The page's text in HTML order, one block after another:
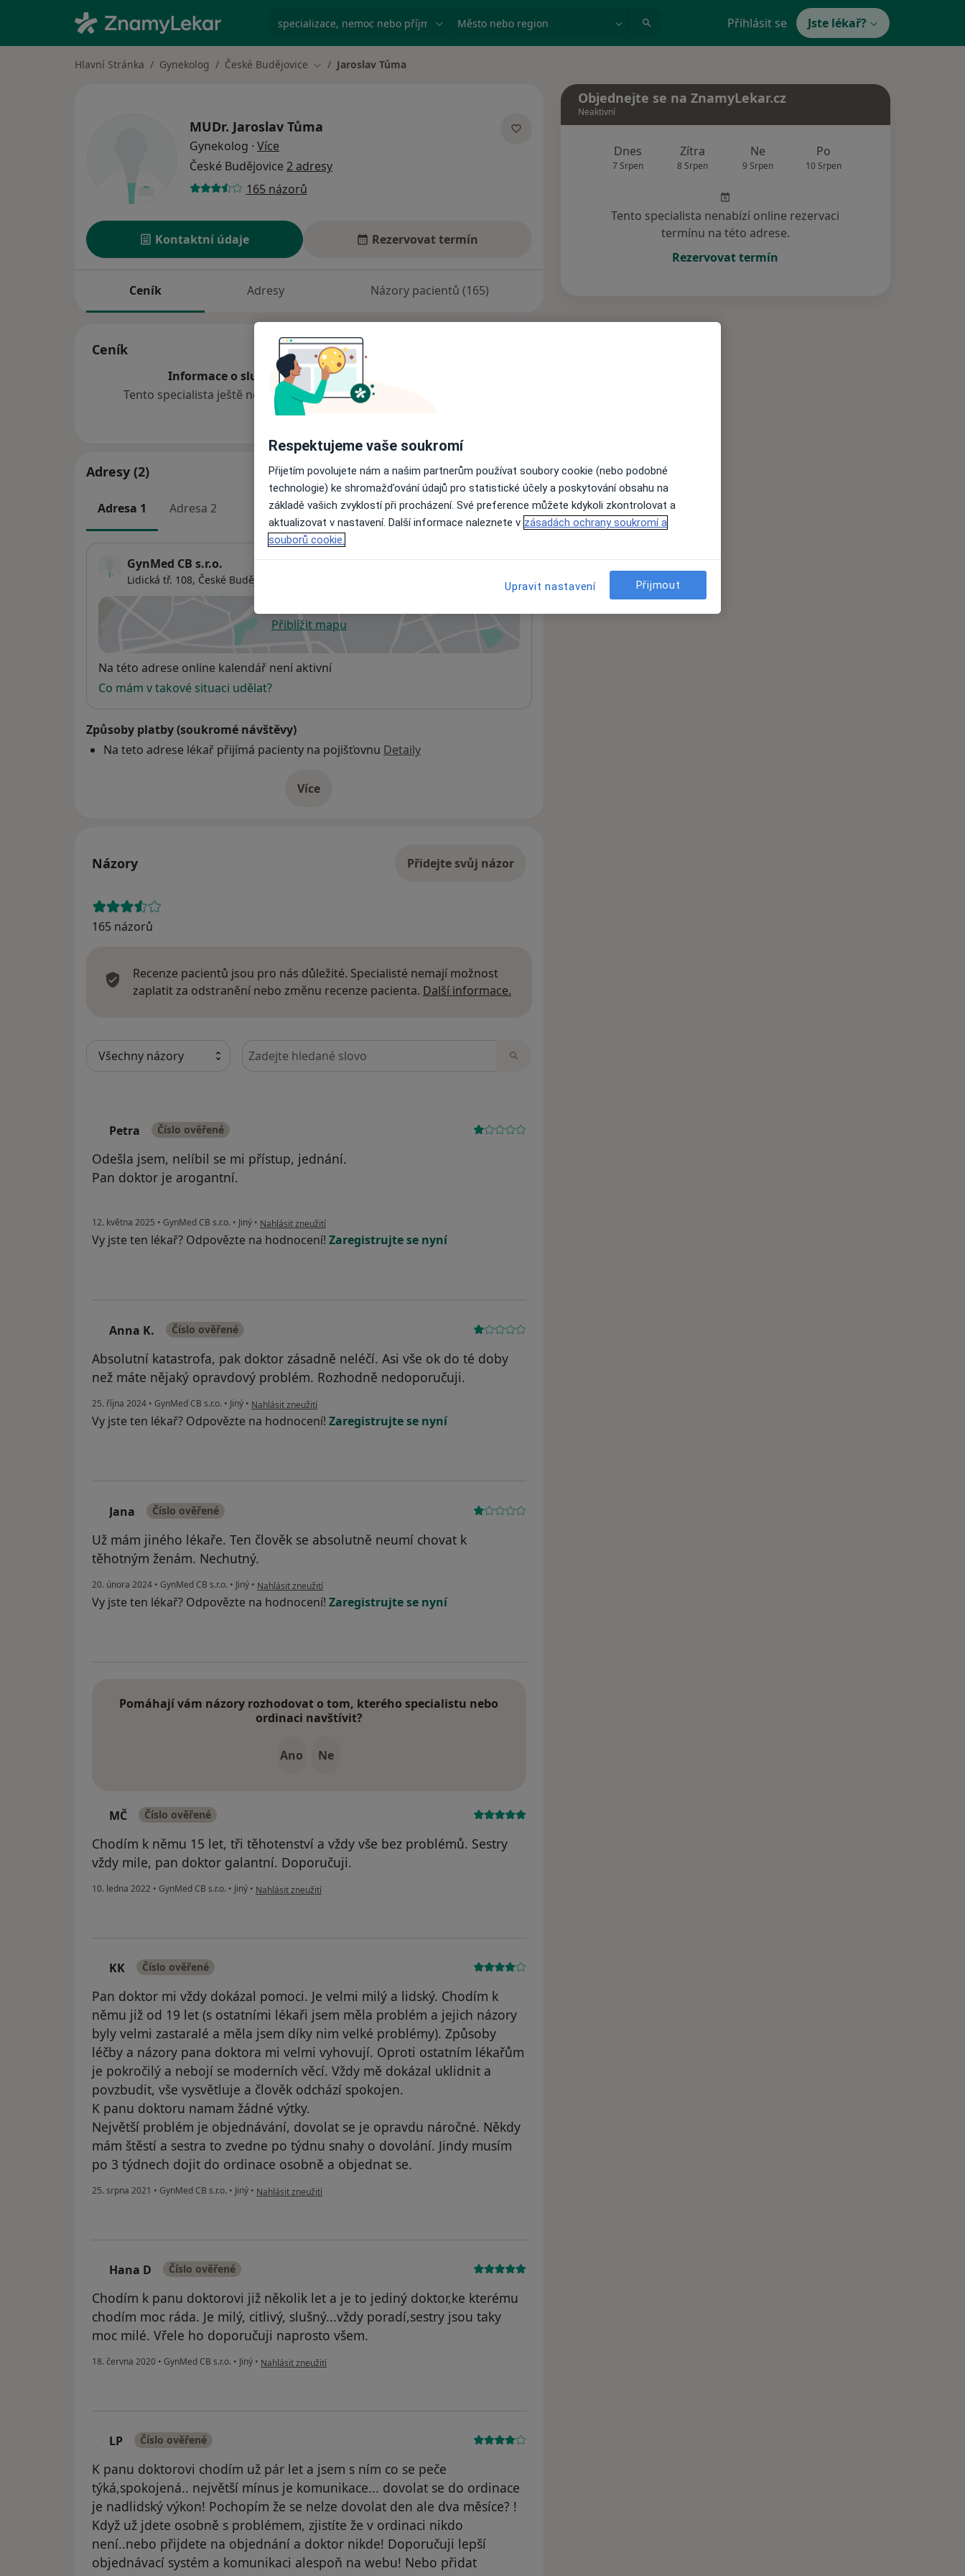
specializace, nemoc nebo příjmení Město nebo region Přihlásit se Jste lékař?
Hlavní Stránka Gynekolog České Budějovice Změna města
Jaroslav Tůma
MUDr. Jaroslav Tůma
Gynekolog · Více
České Budějovice 2 adresy
165 názorů
Kontaktní údaje Rezervovat termín
Ceník Adresy Názory pacientů (165)
Ceník
Informace o službách a cenách nejsou k dispozici
Tento specialista ještě nepřidával žádné informace o svých službách.
Adresy (2)
Adresa 1 Adresa 2
GynMed CB s.r.o.
Lidická tř. 108, České Budějovice
Přiblížit mapuse otevře v nové záložce
Dostupnost
Na této adrese online kalendář není aktivní
Co mám v takové situaci udělat?
Způsoby platby (soukromé návštěvy)
Na teto adrese lékař přijímá pacienty na pojišťovnu Detaily
Víceo adrese
Názory Přidejte svůj názor
165 názorů
Recenze pacientů jsou pro nás důležité. Specialisté nemají možnost
zaplatit za odstranění nebo změnu recenze pacienta. Další informace.
Hledejte v názorech
Petra Číslo ověřené
Odešla jsem, nelíbil se mi přístup, jednání.
Pan doktor je arogantní.
12. května 2025 • GynMed CB s.r.o. • Jiný • podle názoru uživatele Petra
Nahlásit zneužití
Vy jste ten lékař? Odpovězte na hodnocení! Zaregistrujte se nyní
Anna K. Číslo ověřené
Absolutní katastrofa, pak doktor zásadně neléčí. Asi vše ok do té doby
než máte nějaký opravdový problém. Rozhodně nedoporučuji.
25. října 2024 • GynMed CB s.r.o. • Jiný • podle názoru uživatele Anna K.
Nahlásit zneužití
Vy jste ten lékař? Odpovězte na hodnocení! Zaregistrujte se nyní
Jana Číslo ověřené
Už mám jiného lékaře. Ten člověk se absolutně neumí chovat k
těhotným ženám. Nechutný.
20. února 2024 • GynMed CB s.r.o. • Jiný • podle názoru uživatele Jana
Nahlásit zneužití
Vy jste ten lékař? Odpovězte na hodnocení! Zaregistrujte se nyní
Pomáhají vám názory rozhodovat o tom, kterého specialistu nebo
ordinaci navštívit?
Ano Ne
MČ Číslo ověřené
Chodím k němu 15 let, tři těhotenství a vždy vše bez problémů. Sestry
vždy mile, pan doktor galantní. Doporučuji.
10. ledna 2022 • GynMed CB s.r.o. • Jiný • podle názoru uživatele MČ
Nahlásit zneužití
KK Číslo ověřené
Pan doktor mi vždy dokázal pomoci. Je velmi milý a lidský. Chodím k
němu již od 19 let (s ostatními lékaři jsem měla problém a jejich názory
byly velmi zastaralé a měla jsem díky nim velké problémy). Způsoby
léčby a názory pana doktora mi velmi vyhovují. Oproti ostatním lékařům
je pokročilý a nebojí se moderních věcí. Vždy mě dokázal uklidnit a
povzbudit, vše vysvětluje a člověk odchází spokojen.
K panu doktoru namam žádné výtky.
Největší problém je objednávání, dovolat se je opravdu náročné. Někdy
mám štěstí a sestra to zvedne po týdnu snahy o dovolání. Jindy musím
po 3 týdnech dojit do ordinace osobně a objednat se.
25. srpna 2021 • GynMed CB s.r.o. • Jiný • podle názoru uživatele KK
Nahlásit zneužití
Hana D Číslo ověřené
Chodím k panu doktorovi již několik let a je to jediný doktor,ke kterému
chodím moc ráda. Je milý, citlivý, slušný...vždy poradí,sestry jsou taky
moc milé. Vřele ho doporučuji naprosto všem.
18. června 2020 • GynMed CB s.r.o. • Jiný • podle názoru uživatele Hana D
Nahlásit zneužití
LP Číslo ověřené
K panu doktorovi chodím už pár let a jsem s ním co se peče
týká,spokojená.. největší mínus je komunikace... dovolat se do ordinace
je nadlidský výkon! Pochopím že se nelze dovolat den ale dva měsíce? !
Když už jdete osobně s problémem, zjistíte že v ordinaci nikdo
není..nebo přijdete na objednání a doktor nikde! Doporučuji lepší
objednávací systém a komunikaci alespoň na webu! Nebo přidat
Objednejte se na ZnamyLekar.cz
Neaktivní
Dnes
7 Srpen
Zítra
8 Srpen
Ne
9 Srpen
Po
10 Srpen
Tento specialista nenabízí online rezervaci
termínu na této adrese.
Rezervovat termín
Respektujeme vaše soukromí
Přijetím povolujete nám a našim partnerům používat soubory cookie (nebo podobné
technologie) ke shromažďování údajů pro statistické účely a poskytování obsahu na
základě vašich zvyklostí při procházení. Své preference můžete kdykoli zkontrolovat a
aktualizovat v nastavení. Další informace naleznete v zásadách ochrany soukromí a
souborů cookie.
Upravit nastavení Přijmout